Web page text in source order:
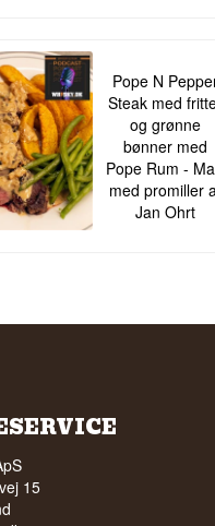
Pope N
Steak med
og grønne
bønner med
Pope Rum -
med promiller
Jan Ohrt
15